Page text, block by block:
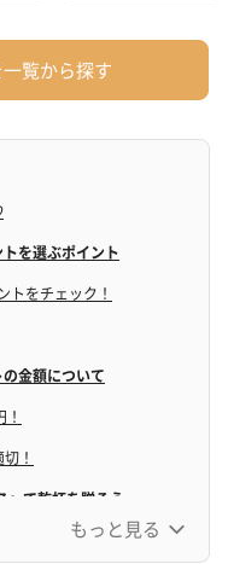
覧から探す
もっと見る
を選ぶポイント
トをチェック！
金額について
！
』で乾杯を贈ろう